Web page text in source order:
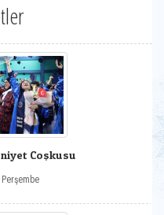
Coşkusu